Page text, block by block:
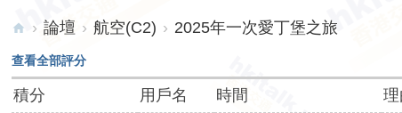
hk
ita
lk.
› 論壇 › 航空(C2) › 2025年一次愛丁堡之旅
查看全部評分
積分 用戶名 時間